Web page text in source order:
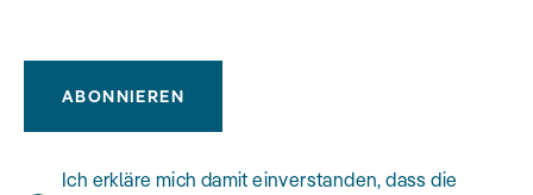
ABONNIEREN
Ich erkläre mich damit einverstanden, dass die